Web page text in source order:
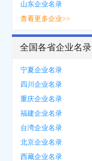
山东企业名录
查看更多企业>>
全国各省企业名录
宁夏企业名录
四川企业名录
重庆企业名录
福建企业名录
台湾企业名录
北京企业名录
西藏企业名录